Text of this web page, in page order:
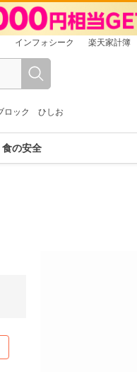
インフォシーク 楽天家計簿
ロック ひしお
食の安全